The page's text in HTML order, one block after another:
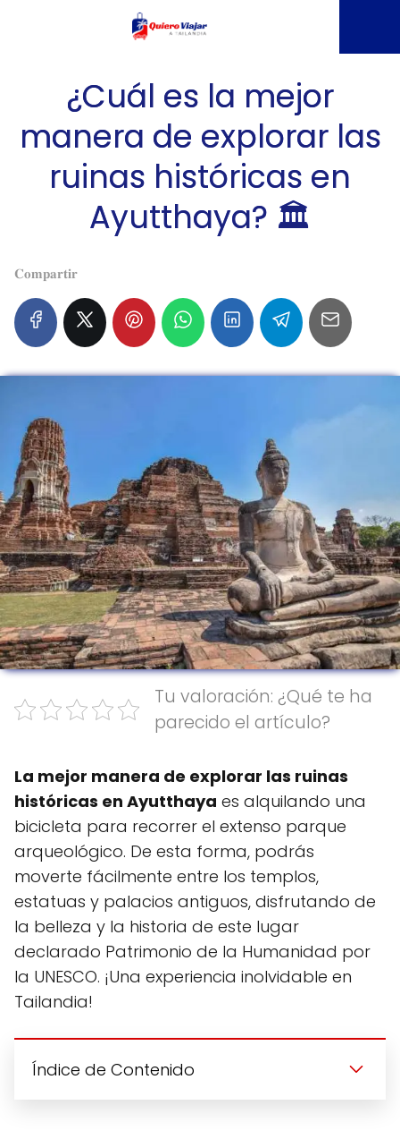
¿Cuál es la mejor
manera de explorar las
ruinas históricas en
Ayutthaya? 🏛️
𝐂𝐨𝐦𝐩𝐚𝐫𝐭𝐢𝐫
Tu valoración: ¿Qué te ha
parecido el artículo?
La mejor manera de explorar las ruinas
históricas en Ayutthaya es alquilando una
bicicleta para recorrer el extenso parque
arqueológico. De esta forma, podrás
moverte fácilmente entre los templos,
estatuas y palacios antiguos, disfrutando de
la belleza y la historia de este lugar
declarado Patrimonio de la Humanidad por
la UNESCO. ¡Una experiencia inolvidable en
Tailandia!
Índice de Contenido